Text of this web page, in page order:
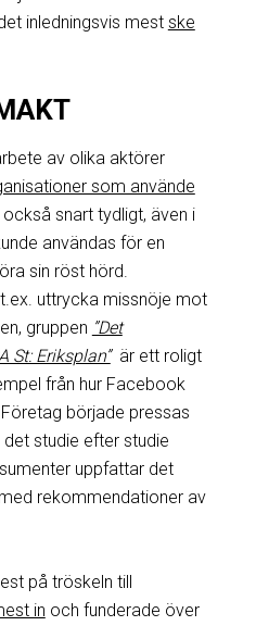
inledningsvis mest ske
av olika aktörer
som använde
snart tydligt, även i
användas för en
sin röst hörd.
uttrycka missnöje mot
gruppen ”Det
St: Eriksplan”är ett roligt
från hur Facebook
började pressas
studie efter studie
uppfattar det
rekommendationer av
på tröskeln till
in och funderade över